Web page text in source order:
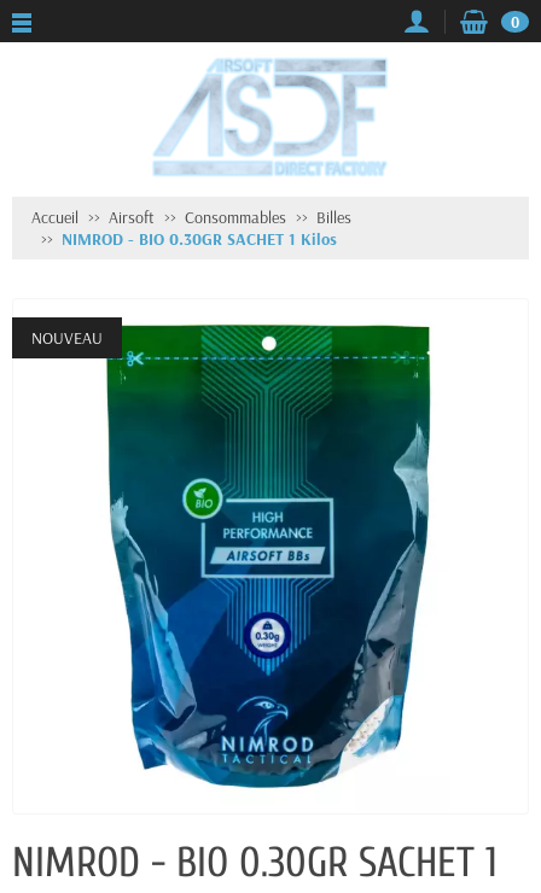
0
Accueil Airsoft Consommables
Billes
NIMROD - BIO 0.30GR SACHET 1 Kilos
NOUVEAU
NIMROD - BIO 0.30GR SACHET 1